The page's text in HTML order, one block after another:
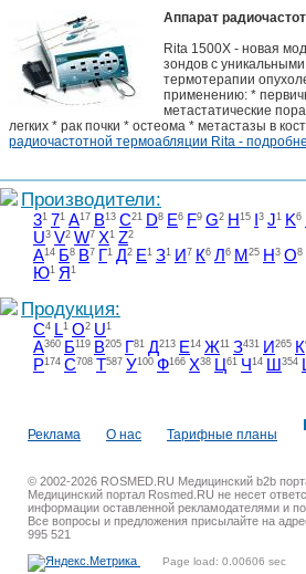
Аппарат
Rita 1500X - новая
зондов с
термотерапии
применению: *
метастатические
легких * рак почки * остеома * метастазы в
радиочастотной термоабляции Rita -
Производители:
31 71 A17 B13 C21 D8 E6 F9 G2 H 15 3 J1 K6
U3 V2 W7 X1 Z2
А14 Б8 В7 Г1 Д2 Е1 З1 И 7 К6 Л 6 М 25 Н 3 О8
Ю1 Я 1
Продукция:
C4 L1 O2 U1
А360 Б119 В205 Г81 Д213 Е14 Ж11 З431 И 265 К
Р174 С708 Т587 У100 Ф166 Х38 Ц 61 Ч 14 Ш 354
Реклама О нас Тарифные планы
© 2002-2026 ROSMED.RU Медицинский b2b
Медицинский портал Rosmed.RU не несет
информации оставленной рекламодателями и
Все вопросы и предложения присылайте на
995 521
Page load: 0.00606 sec